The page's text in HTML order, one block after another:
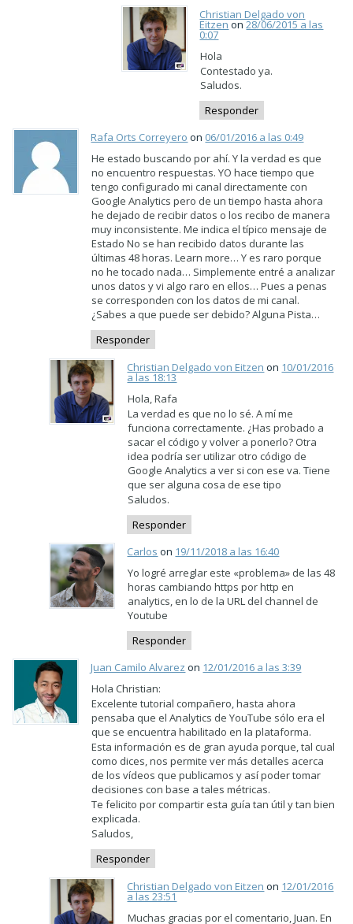
Christian Delgado von
Eitzenon28/06/2015 a las
0:07
Hola
Contestado ya.
Saludos.
Responder
Rafa Orts Correyero on 06/01/2016 a las 0:49
He estado buscando por ahí. Y la verdad es que
no encuentro respuestas. YO hace tiempo que
tengo configurado mi canal directamente con
Google Analytics pero de un tiempo hasta ahora
he dejado de recibir datos o los recibo de manera
muy inconsistente. Me indica el típico mensaje de
Estado No se han recibido datos durante las
últimas 48 horas. Learn more… Y es raro porque
no he tocado nada… Simplemente entré a analizar
unos datos y vi algo raro en ellos… Pues a penas
se corresponden con los datos de mi canal.
¿Sabes a que puede ser debido? Alguna Pista…
Responder
Christian Delgado von Eitzen on 10/01/2016
a las 18:13
Hola, Rafa
La verdad es que no lo sé. A mí me
funciona correctamente. ¿Has probado a
sacar el código y volver a ponerlo? Otra
idea podría ser utilizar otro código de
Google Analytics a ver si con ese va. Tiene
que ser alguna cosa de ese tipo
Saludos.
Responder
Carlos on 19/11/2018 a las 16:40
Yo logré arreglar este «problema» de las 48
horas cambiando https por http en
analytics, en lo de la URL del channel de
Youtube
Responder
Juan Camilo Alvarez on 12/01/2016 a las 3:39
Hola Christian:
Excelente tutorial compañero, hasta ahora
pensaba que el Analytics de YouTube sólo era el
que se encuentra habilitado en la plataforma.
Esta información es de gran ayuda porque, tal cual
como dices, nos permite ver más detalles acerca
de los vídeos que publicamos y así poder tomar
decisiones con base a tales métricas.
Te felicito por compartir esta guía tan útil y tan bien
explicada.
Saludos,
Responder
Christian Delgado von Eitzen on 12/01/2016
a las 23:51
Muchas gracias por el comentario, Juan. En